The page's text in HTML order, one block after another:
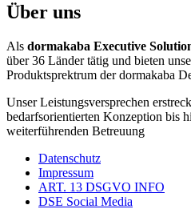
Über uns
Als dormakaba Executive
über 36 Länder tätig und bieten
Produktsprektrum der dormakaba
Unser Leistungsversprechen
bedarfsorientierten Konzeption bis
weiterführenden Betreuung
Datenschutz
Impressum
ART. 13 DSGVO INFO
DSE Social Media